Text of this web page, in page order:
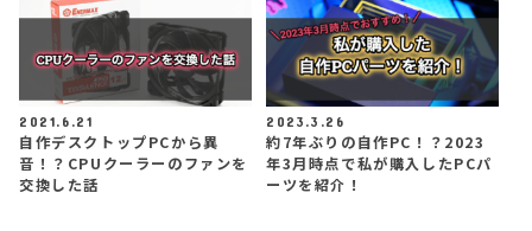
2021.6.21
自作デスクトップPCから異
音！？CPUクーラーのファンを
交換した話
2023.3.26
約7年ぶりの自作PC！？2023
年3月時点で私が購入したPCパ
ーツを紹介！